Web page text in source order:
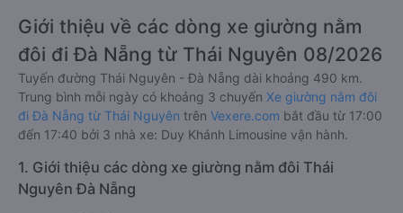
Giới thiệu về các dòng xe giường nằm
đôi đi Đà Nẵng từ Thái Nguyên 08/2026
Tuyến đường Thái Nguyên - Đà Nẵng dài khoảng 490 km.
Trung bình mỗi ngày có khoảng 3 chuyến Xe giường nằm đôi
đi Đà Nẵng từ Thái Nguyên trên Vexere.com bắt đầu từ 17:00
đến 17:40 bởi 3 nhà xe: Duy Khánh Limousine vận hành.
1. Giới thiệu các dòng xe giường nằm đôi Thái
Nguyên Đà Nẵng